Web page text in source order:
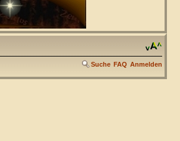
Suche FAQ Anmelden